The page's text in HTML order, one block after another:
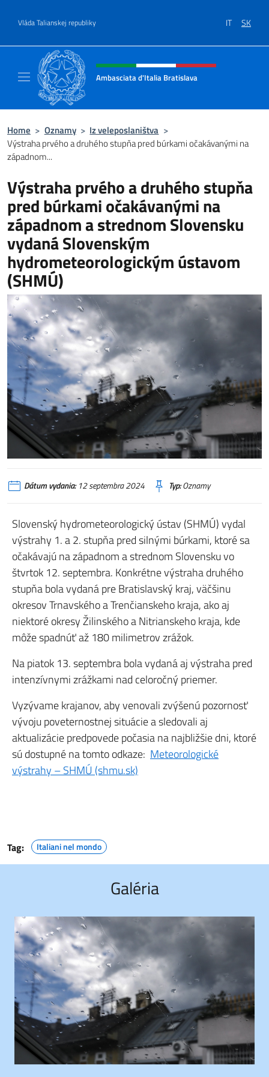
Vláda Talianskej republiky IT SK
Header, social and menu of site
Ambasciata d'Italia Bratislava
Home > Oznamy > Iz veleposlaništva >
Výstraha prvého a druhého stupňa pred búrkami očakávanými na
západnom...
Výstraha prvého a druhého stupňa
pred búrkami očakávanými na
západnom a strednom Slovensku
vydaná Slovenským
hydrometeorologickým ústavom
(SHMÚ)
Dátum vydania:12 septembra 2024 Typ:Oznamy
Slovenský hydrometeorologický ústav (SHMÚ) vydal
výstrahy 1. a 2. stupňa pred silnými búrkami, ktoré sa
očakávajú na západnom a strednom Slovensku vo
štvrtok 12. septembra. Konkrétne výstraha druhého
stupňa bola vydaná pre Bratislavský kraj, väčšinu
okresov Trnavského a Trenčianskeho kraja, ako aj
niektoré okresy Žilinského a Nitrianskeho kraja, kde
môže spadnúť až 180 milimetrov zrážok.
Na piatok 13. septembra bola vydaná aj výstraha pred
intenzívnymi zrážkami nad celoročný priemer.
Vyzývame krajanov, aby venovali zvýšenú pozornosť
vývoju poveternostnej situácie a sledovali aj
aktualizácie predpovede počasia na najbližšie dni, ktoré
sú dostupné na tomto odkaze: Meteorologické
výstrahy – SHMÚ (shmu.sk)
Tag: Italiani nel mondo
Galéria